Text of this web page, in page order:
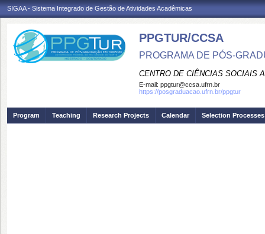
SIGAA - Sistema Integrado de Gestão de Atividades Acadêmicas
PPGTUR/CCSA
PROGRAMA DE PÓS-
CENTRO DE CIÊNCIAS SOCIAIS
E-mail: ppgtur@ccsa.ufrn.br
https://posgraduacao.ufrn.br/ppgtur
Program Teaching Research Projects Calendar Selection Processes